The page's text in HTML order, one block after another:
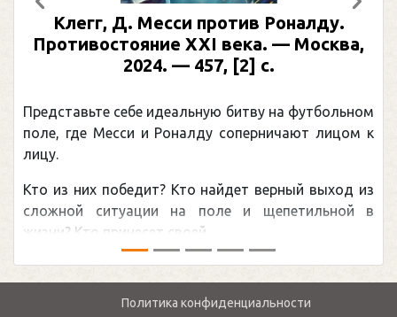
Клегг, Д. Месси против Роналду.
Противостояние XXI века. — Москва,
2024. — 457, [2] с.
Представьте себе идеальную битву на футбольном
поле, где Месси и Роналду соперничают лицом к
лицу.
Кто из них победит? Кто найдет верный выход из
сложной ситуации на поле и щепетильной в
жизни? Кто принесет своей ...
Предыдущий
Политика конфиденциальности